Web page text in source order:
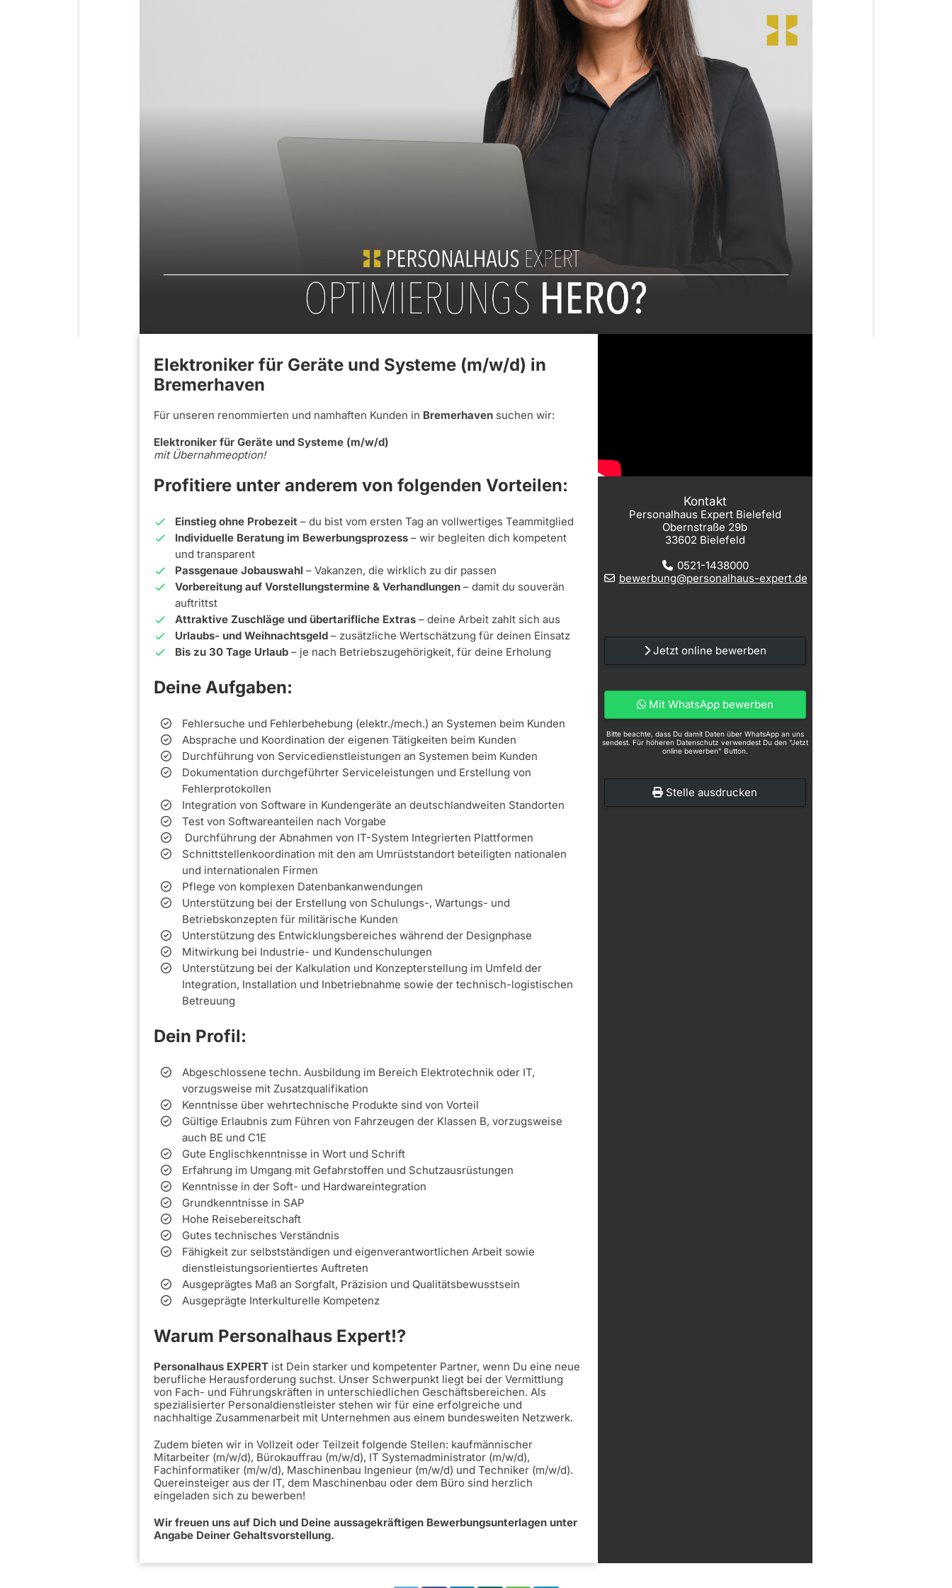
Elektroniker für Geräte und Systeme (m/w/d) in
Bremerhaven
Für unseren renommierten und namhaften Kunden in Bremerhaven suchen wir:
Elektroniker für Geräte und Systeme (m/w/d)
mit Übernahmeoption!
Profitiere unter anderem von folgenden Vorteilen:
Einstieg ohne Probezeit – du bist vom ersten Tag an vollwertiges Teammitglied
Individuelle Beratung im Bewerbungsprozess – wir begleiten dich kompetent
und transparent
Passgenaue Jobauswahl – Vakanzen, die wirklich zu dir passen
Vorbereitung auf Vorstellungstermine & Verhandlungen – damit du souverän
auftrittst
Attraktive Zuschläge und übertarifliche Extras – deine Arbeit zahlt sich aus
Urlaubs- und Weihnachtsgeld – zusätzliche Wertschätzung für deinen Einsatz
Bis zu 30 Tage Urlaub – je nach Betriebszugehörigkeit, für deine Erholung
Deine Aufgaben:
Fehlersuche und Fehlerbehebung (elektr./mech.) an Systemen beim Kunden
Absprache und Koordination der eigenen Tätigkeiten beim Kunden
Durchführung von Servicedienstleistungen an Systemen beim Kunden
Dokumentation durchgeführter Serviceleistungen und Erstellung von
Fehlerprotokollen
Integration von Software in Kundengeräte an deutschlandweiten Standorten
Test von Softwareanteilen nach Vorgabe
Durchführung der Abnahmen von IT-System Integrierten Plattformen
Schnittstellenkoordination mit den am Umrüststandort beteiligten nationalen
und internationalen Firmen
Pflege von komplexen Datenbankanwendungen
Unterstützung bei der Erstellung von Schulungs-, Wartungs- und
Betriebskonzepten für militärische Kunden
Unterstützung des Entwicklungsbereiches während der Designphase
Mitwirkung bei Industrie- und Kundenschulungen
Unterstützung bei der Kalkulation und Konzepterstellung im Umfeld der
Integration, Installation und Inbetriebnahme sowie der technisch-logistischen
Betreuung
Dein Profil:
Abgeschlossene techn. Ausbildung im Bereich Elektrotechnik oder IT,
vorzugsweise mit Zusatzqualifikation
Kenntnisse über wehrtechnische Produkte sind von Vorteil
Gültige Erlaubnis zum Führen von Fahrzeugen der Klassen B, vorzugsweise
auch BE und C1E
Gute Englischkenntnisse in Wort und Schrift
Erfahrung im Umgang mit Gefahrstoffen und Schutzausrüstungen
Kenntnisse in der Soft- und Hardwareintegration
Grundkenntnisse in SAP
Hohe Reisebereitschaft
Gutes technisches Verständnis
Fähigkeit zur selbstständigen und eigenverantwortlichen Arbeit sowie
dienstleistungsorientiertes Auftreten
Ausgeprägtes Maß an Sorgfalt, Präzision und Qualitätsbewusstsein
Ausgeprägte Interkulturelle Kompetenz
Warum Personalhaus Expert!?
Personalhaus EXPERT ist Dein starker und kompetenter Partner, wenn Du eine neue
berufliche Herausforderung suchst. Unser Schwerpunkt liegt bei der Vermittlung
von Fach- und Führungskräften in unterschiedlichen Geschäftsbereichen. Als
spezialisierter Personaldienstleister stehen wir für eine erfolgreiche und
nachhaltige Zusammenarbeit mit Unternehmen aus einem bundesweiten Netzwerk.
Zudem bieten wir in Vollzeit oder Teilzeit folgende Stellen: kaufmännischer
Mitarbeiter (m/w/d), Bürokauffrau (m/w/d), IT Systemadministrator (m/w/d),
Fachinformatiker (m/w/d), Maschinenbau Ingenieur (m/w/d) und Techniker (m/w/d).
Quereinsteiger aus der IT, dem Maschinenbau oder dem Büro sind herzlich
eingeladen sich zu bewerben!
Wir freuen uns auf Dich und Deine aussagekräftigen Bewerbungsunterlagen unter
Angabe Deiner Gehaltsvorstellung.
Kontakt
Personalhaus Expert Bielefeld
Obernstraße 29b
33602 Bielefeld
0521-1438000
bewerbung@personalhaus-expert.de
Jetzt online bewerben
Mit WhatsApp bewerben
Bitte beachte, dass Du damit Daten über WhatsApp an uns
sendest. Für höheren Datenschutz verwendest Du den "Jetzt
online bewerben" Button.
Stelle ausdrucken